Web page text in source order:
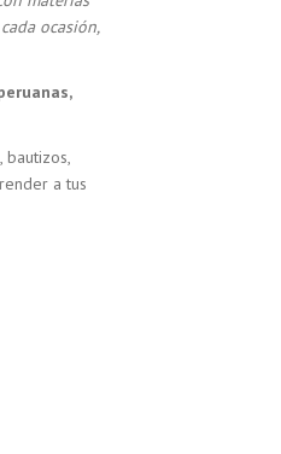
ocasión,
a tus